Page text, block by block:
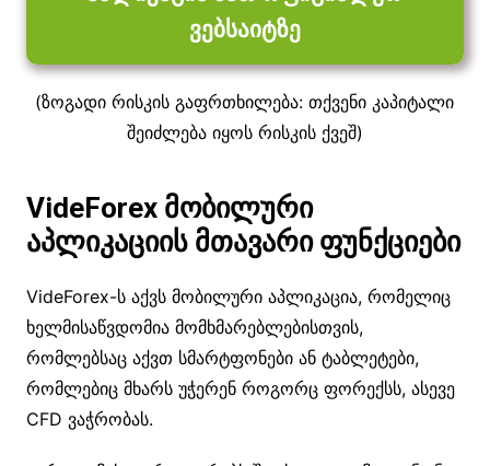
ვებსაიტზე
(ზოგადი რისკის გაფრთხილება: თქვენი კაპიტალი
შეიძლება იყოს რისკის ქვეშ)
VideForex მობილური
აპლიკაციისმთავარი ფუნქციები
VideForex-ს აქვს მობილური აპლიკაცია, რომელიც
ხელმისაწვდომია მომხმარებლებისთვის,
რომლებსაც აქვთ სმარტფონები ან ტაბლეტები,
რომლებიც მხარს უჭერენ როგორც ფორექსს, ასევე
CFD ვაჭრობას.